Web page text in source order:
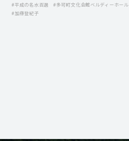
#平成の名水百選
#多可町文化会館ベルディーホール
#加藤登紀子